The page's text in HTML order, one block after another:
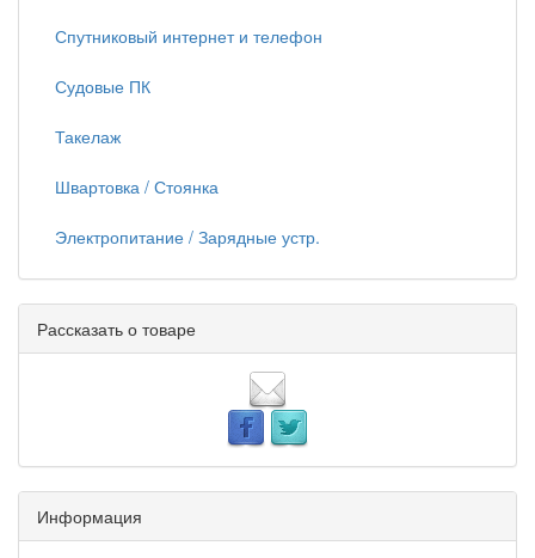
Спутниковый интернет и телефон
Судовые ПК
Такелаж
Швартовка / Стоянка
Электропитание / Зарядные устр.
Рассказать о товаре
Информация